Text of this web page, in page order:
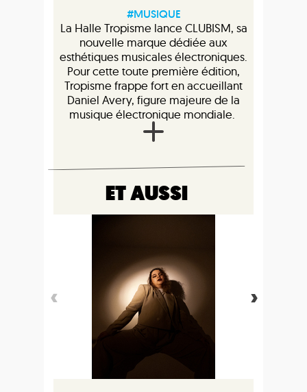
#MUSIQUE
La Halle Tropisme lance CLUBISM, sa
nouvelle marque dédiée aux
esthétiques musicales électroniques.
Pour cette toute première édition,
Tropisme frappe fort en accueillant
Daniel Avery, figure majeure de la
musique électronique mondiale.
ET AUSSI